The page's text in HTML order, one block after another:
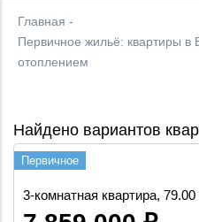
Главная -
Первичное жильё: квартиры в
отоплением
Найдено вариантов
Первичное
3-комнатная квартира, 79.00